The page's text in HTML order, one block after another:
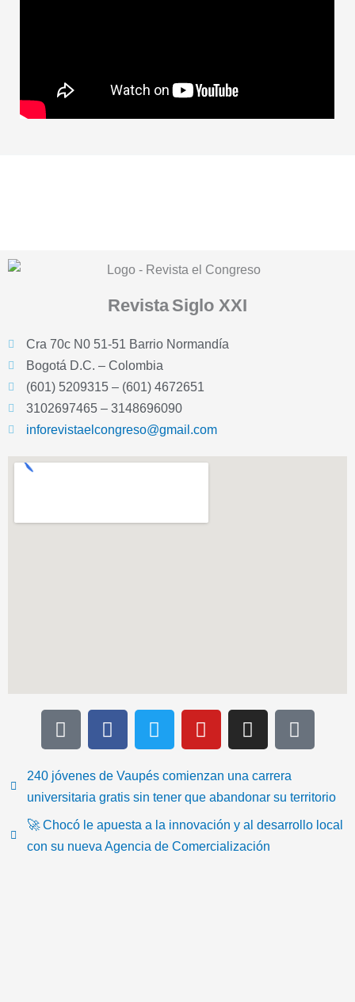
Revista Siglo XXI
Cra 70c N0 51-51 Barrio Normandía
Bogotá D.C. – Colombia
(601) 5209315 – (601) 4672651
3102697465 – 3148696090
inforevistaelcongreso@gmail.com
T
i
t
o
k
F
a
e
b
o
o
k
T
w
t
t
e
Y
o
t
u
b
I
n
t
a
g
a
I
c
-
e
240 jóvenes de Vaupés comienzan una carrera
universitaria gratis sin tener que abandonar su territorio
🚀 Chocó le apuesta a la innovación y al desarrollo local
con su nueva Agencia de Comercialización